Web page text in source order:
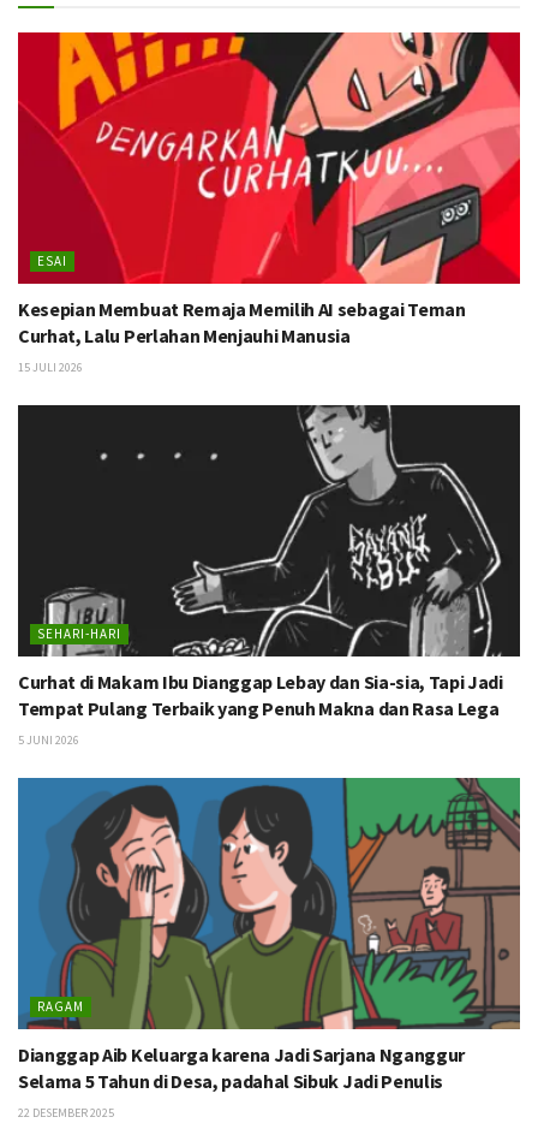
ESAI
Kesepian Membuat Remaja Memilih AI sebagai Teman
Curhat, Lalu Perlahan Menjauhi Manusia
15 JULI 2026
SEHARI-HARI
Curhat di Makam Ibu Dianggap Lebay dan Sia-sia, Tapi Jadi
Tempat Pulang Terbaik yang Penuh Makna dan Rasa Lega
5 JUNI 2026
RAGAM
Dianggap Aib Keluarga karena Jadi Sarjana Nganggur
Selama 5 Tahun di Desa, padahal Sibuk Jadi Penulis
22 DESEMBER 2025